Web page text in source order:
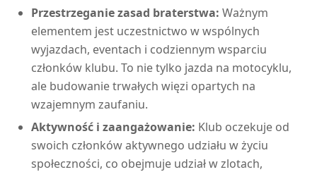
Przestrzeganie zasad braterstwa: Ważnym
elementem jest uczestnictwo w wspólnych
wyjazdach, eventach i codziennym wsparciu
członków klubu. To nie tylko jazda na motocyklu,
ale budowanie trwałych więzi opartych na
wzajemnym zaufaniu.
Aktywność i zaangażowanie: Klub oczekuje od
swoich członków aktywnego udziału w życiu
społeczności, co obejmuje udział w zlotach,